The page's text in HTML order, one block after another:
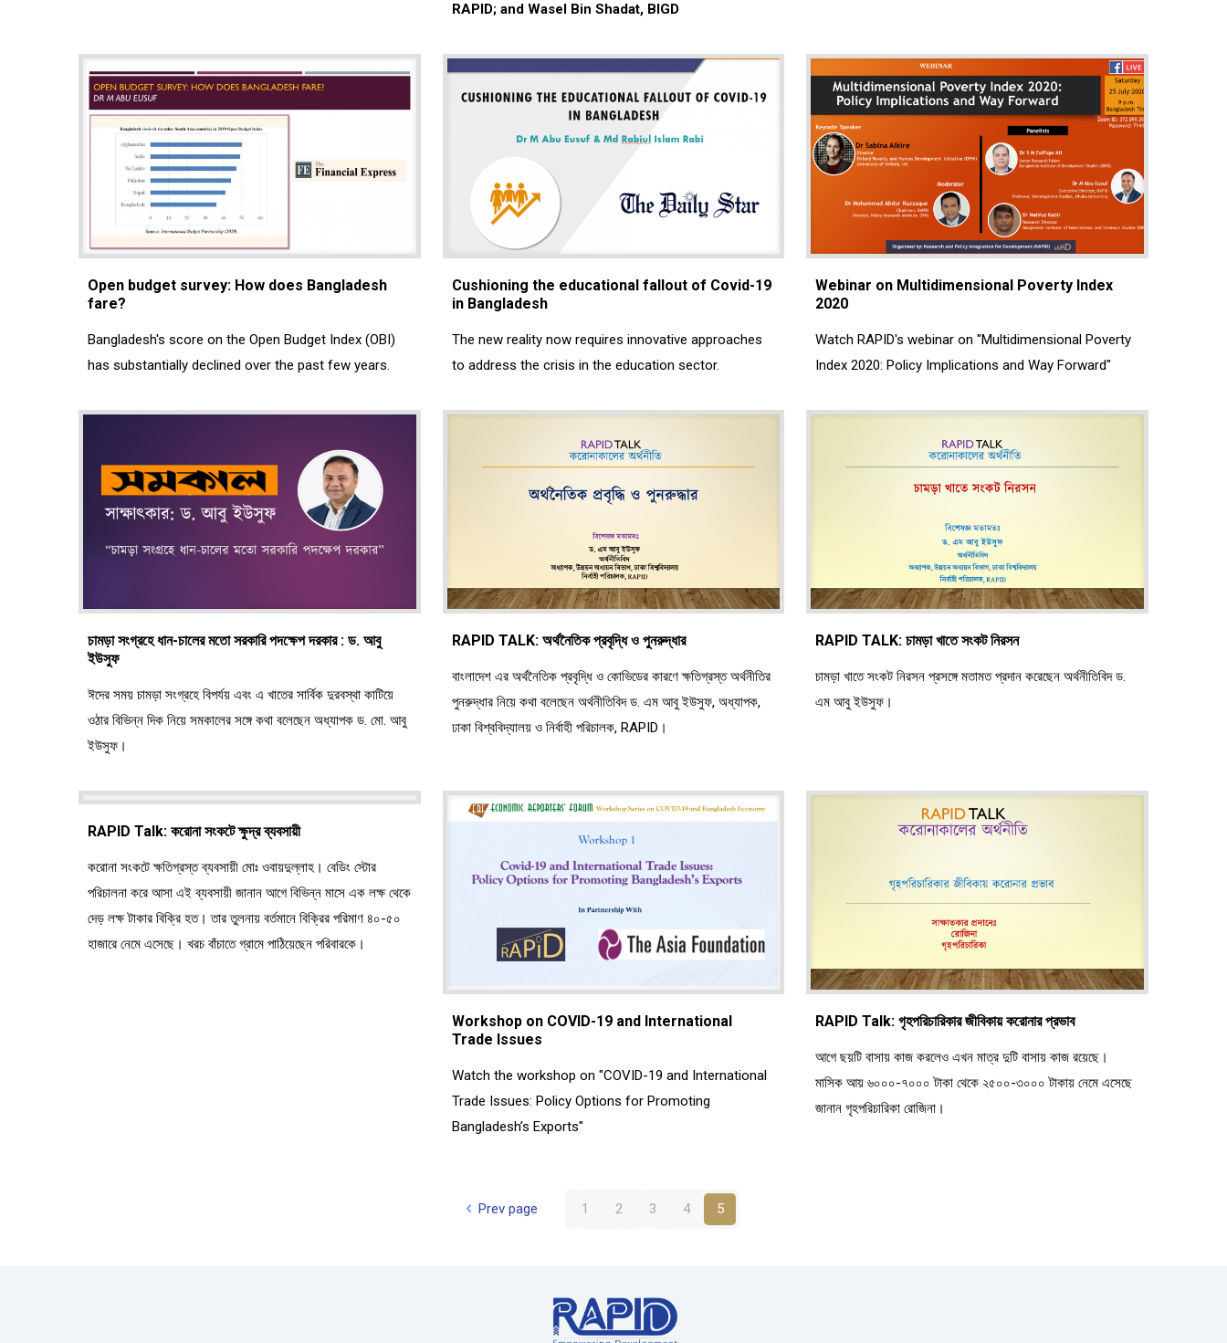
RAPID; and Wasel Bin Shadat, BIGD
Open budget survey: How does Bangladesh
fare?
Bangladesh's score on the Open Budget Index (OBI)
has substantially declined over the past few years.
Cushioning the educational fallout of Covid-19
in Bangladesh
The new reality now requires innovative approaches
to address the crisis in the education sector.
Webinar on Multidimensional Poverty Index
2020
Watch RAPID's webinar on "Multidimensional Poverty
Index 2020: Policy Implications and Way Forward"
চামড়া সংগ্রহে ধান-চালের মতো সরকারি পদক্ষেপ দরকার : ড. আবু
ইউসুফ
ঈদের সময় চামড়া সংগ্রহে বিপর্যয় এবং এ খাতের সার্বিক দুরবস্থা কাটিয়ে
ওঠার বিভিন্ন দিক নিয়ে সমকালের সঙ্গে কথা বলেছেন অধ্যাপক ড. মো. আবু
ইউসুফ।
RAPID TALK: অর্থনৈতিক প্রবৃদ্ধি ও পুনরুদ্ধার
বাংলাদেশ এর অর্থনৈতিক প্রবৃদ্ধি ও কোভিডের কারণে ক্ষতিগ্রস্ত অর্থনীতির
পুনরুদ্ধার নিয়ে কথা বলেছেন অর্থনীতিবিদ ড. এম আবু ইউসুফ, অধ্যাপক,
ঢাকা বিশ্ববিদ্যালয় ও নির্বাহী পরিচালক, RAPID।
RAPID TALK: চামড়া খাতে সংকট নিরসন
চামড়া খাতে সংকট নিরসন প্রসঙ্গে মতামত প্রদান করেছেন অর্থনীতিবিদ ড.
এম আবু ইউসুফ।
RAPID Talk: করোনা সংকটে ক্ষুদ্র ব্যবসায়ী
করোনা সংকটে ক্ষতিগ্রস্ত ব্যবসায়ী মোঃ ওবায়দুল্লাহ। বেডিং স্টোর
পরিচালনা করে আসা এই ব্যবসায়ী জানান আগে বিভিন্ন মাসে এক লক্ষ থেকে
দেড় লক্ষ টাকার বিক্রি হত। তার তুলনায় বর্তমানে বিক্রির পরিমাণ ৪০-৫০
হাজারে নেমে এসেছে। খরচ বাঁচাতে গ্রামে পাঠিয়েছেন পরিবারকে।
Workshop on COVID-19 and International
Trade Issues
Watch the workshop on "COVID-19 and International
Trade Issues: Policy Options for Promoting
Bangladesh’s Exports"
RAPID Talk: গৃহপরিচারিকার জীবিকায় করোনার প্রভাব
আগে ছয়টি বাসায় কাজ করলেও এখন মাত্র দুটি বাসায় কাজ রয়েছে।
মাসিক আয় ৬০০০-৭০০০ টাকা থেকে ২৫০০-৩০০০ টাকায় নেমে এসেছে
জানান গৃহপরিচারিকা রোজিনা।
Prev page 1 2 3 4 5